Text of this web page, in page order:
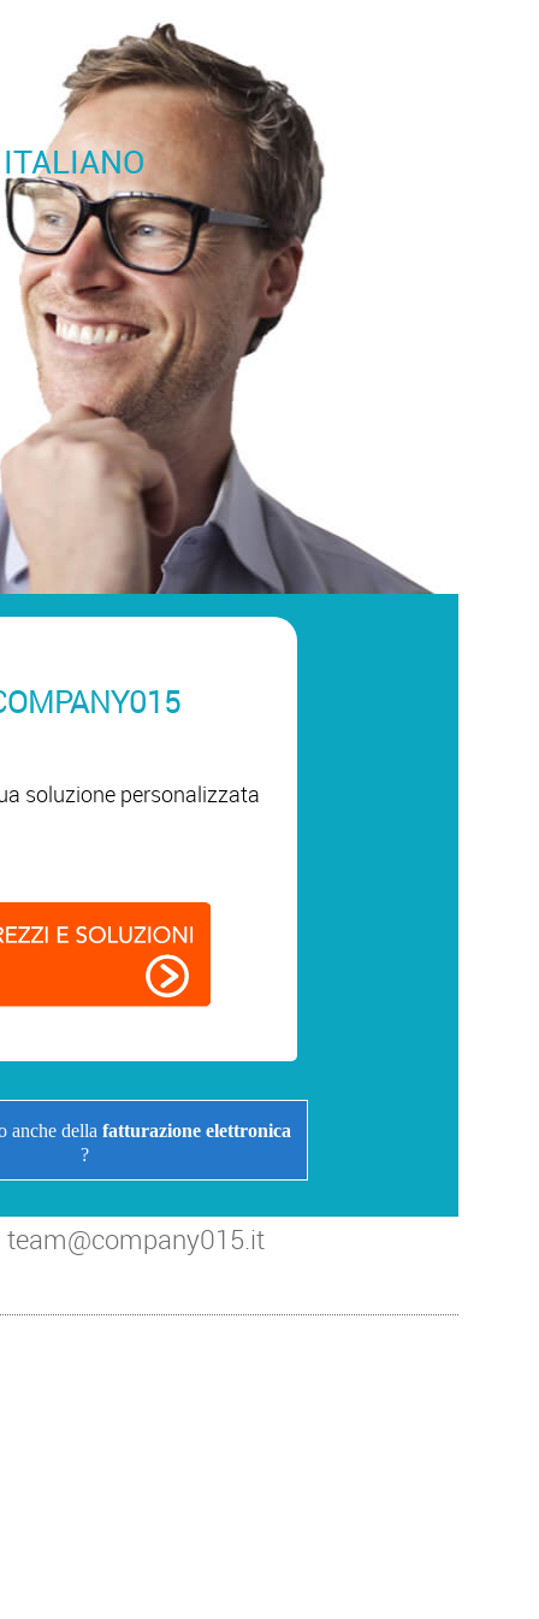
soluzione personalizzata
anche della fatturazione elettronica
?
team@company015.it